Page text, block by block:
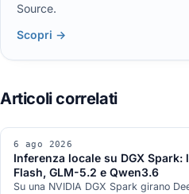
Source.
Scopri →
6 ago 2026
Inferenza locale su DGX Spark:
Flash, GLM-5.2 e Qwen3.6
Su una NVIDIA DGX Spark girano